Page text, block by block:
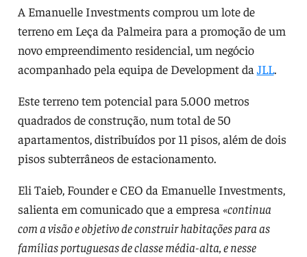
A Emanuelle Investments comprou um lote de
terreno em Leça da Palmeira para a promoção de um
novo empreendimento residencial, um negócio
acompanhado pela equipa de Development da JLL.
Este terreno tem potencial para 5.000 metros
quadrados de construção, num total de 50
apartamentos, distribuídos por 11 pisos, além de dois
pisos subterrâneos de estacionamento.
Eli Taieb, Founder e CEO da Emanuelle Investments,
salienta em comunicado que a empresa «continua
com a visão e objetivo de construir habitações para as
famílias portuguesas de classe média-alta, e nesse